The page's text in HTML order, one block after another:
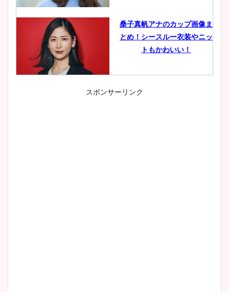
桑子真帆アナのカップ画像ま
とめ！シースルー衣装やニッ
トもかわいい！
小室瑛莉子のカップ画像まと
スポンサーリンク